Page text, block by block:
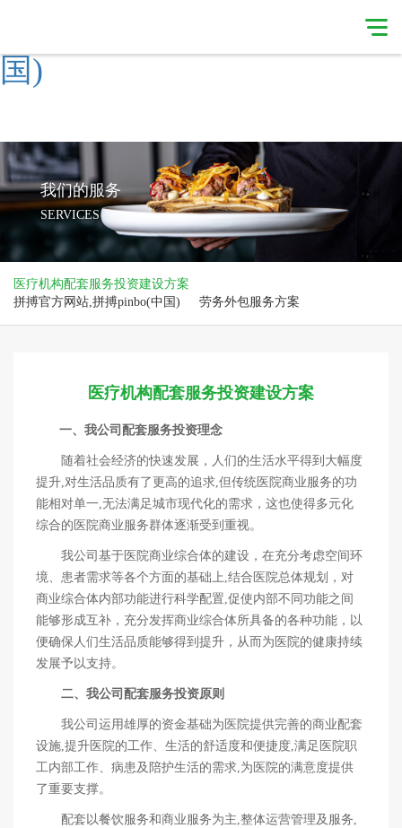
拼搏官方网站,拼搏pinbo(中
国)
拼搏官方网站,拼搏
我们的服务 我们的优势
新闻简讯 合作伙伴
拼搏官方网站,拼搏
pinbo(中国)
我们的服务
SERVICES
医疗机构配套服务投资建设方案
拼搏官方网站,拼搏pinbo(中国)
劳务外包服务方案
医疗机构配套服务投资建设方案
一、我公司配套服务投资理念
随着社会经济的快速发展，人们的生活水平得到大幅度
提升,对生活品质有了更高的追求,但传统医院商业服务的功
能相对单一,无法满足城市现代化的需求，这也使得多元化
综合的医院商业服务群体逐渐受到重视。
我公司基于医院商业综合体的建设，在充分考虑空间环
境、患者需求等各个方面的基础上,结合医院总体规划，对
商业综合体内部功能进行科学配置,促使内部不同功能之间
能够形成互补，充分发挥商业综合体所具备的各种功能，以
便确保人们生活品质能够得到提升，从而为医院的健康持续
发展予以支持。
二、我公司配套服务投资原则
我公司运用雄厚的资金基础为医院提供完善的商业配套
设施,提升医院的工作、生活的舒适度和便捷度,满足医院职
工内部工作、病患及陪护生活的需求,为医院的满意度提供
了重要支撑。
配套以餐饮服务和商业服务为主,整体运营管理及服务,